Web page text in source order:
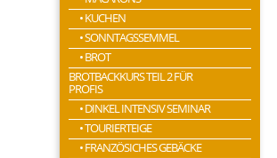
• KUCHEN
• SONNTAGSSEMMEL
• BROT
BROTBACKKURS TEIL 2 FÜR
PROFIS
• DINKEL INTENSIV SEMINAR
• TOURIERTEIGE
• FRANZÖSICHES GEBÄCKE